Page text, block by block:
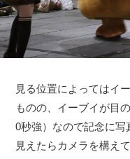
見る位置によってはイ
ものの、イーブイが目
0秒強）なので記念に写
見えたらカメラを構え